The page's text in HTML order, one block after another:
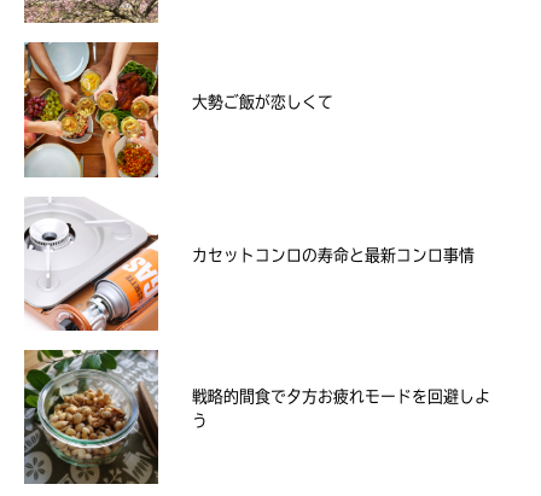
大勢ご飯が恋しくて
カセットコンロの寿命と最新コンロ事情
戦略的間食で夕方お疲れモードを回避しよ
う